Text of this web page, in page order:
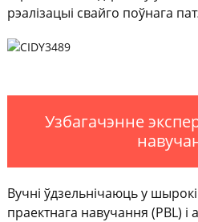
рэалізацыі свайго поўнага
Узбагачэнне
Вучні ўдзельнічаюць у
праектнага навучання (PBL)